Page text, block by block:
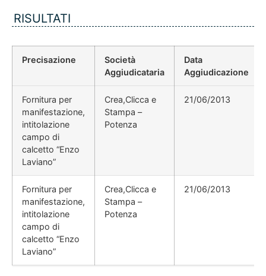
RISULTATI
Precisazione
Società
Aggiudicataria
Data
Aggiudicazione
Fornitura per
manifestazione,
intitolazione
campo di
calcetto “Enzo
Laviano”
Crea,Clicca e
Stampa –
Potenza
21/06/2013
Fornitura per
manifestazione,
intitolazione
campo di
calcetto “Enzo
Laviano”
Crea,Clicca e
Stampa –
Potenza
21/06/2013